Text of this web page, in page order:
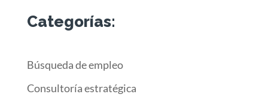
Categorías:
Búsqueda de empleo
Consultoría estratégica